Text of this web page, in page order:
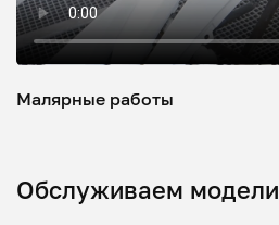
Малярные работы
Обслуживаем модели